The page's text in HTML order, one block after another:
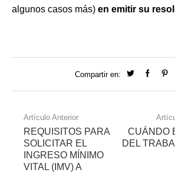
algunos casos más) en emitir su
Compartir en:
Artículo Anterior
REQUISITOS PARA
SOLICITAR EL
INGRESO MÍNIMO
VITAL (IMV) A
CUÁNDO
DEL